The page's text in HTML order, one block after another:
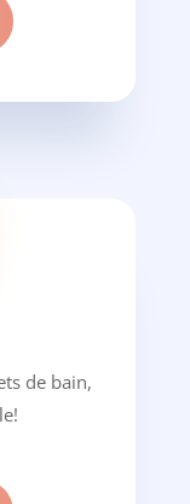
de bain,